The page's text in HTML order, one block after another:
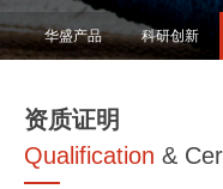
华盛产品 科研创新
资质证明
Qualification &